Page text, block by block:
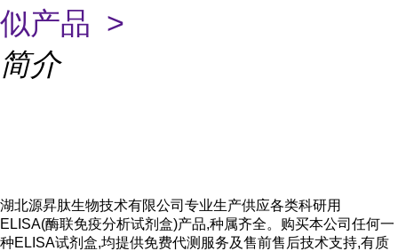
似产品 >
简介
湖北源昇肽生物技术有限公司专业生产供应各类科研用
ELISA(酶联免疫分析试剂盒)产品,种属齐全。购买本公司任何一
种ELISA试剂盒,均提供免费代测服务及售前售后技术支持,有质